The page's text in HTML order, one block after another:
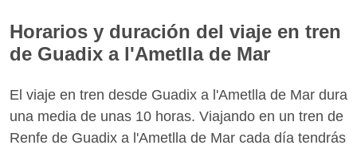
Horarios y duración del viaje en tren
de Guadix a l'Ametlla de Mar
El viaje en tren desde Guadix a l'Ametlla de Mar dura
una media de unas 10 horas. Viajando en un tren de
Renfe de Guadix a l'Ametlla de Mar cada día tendrás